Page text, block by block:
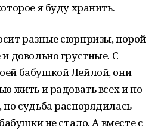
я буду хранить.
разные сюрпризы, порой
довольно грустные. С
бабушкой Лейлой, они
жить и радовать всех и по
судьба распорядилась
не стало. А вместе с